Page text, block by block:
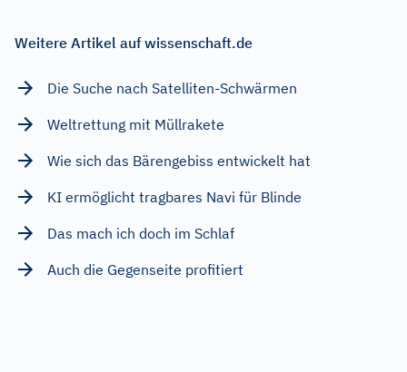
Weitere Artikel auf wissenschaft.de
Die Suche nach Satelliten-Schwärmen
Weltrettung mit Müllrakete
Wie sich das Bärengebiss entwickelt hat
KI ermöglicht tragbares Navi für Blinde
Das mach ich doch im Schlaf
Auch die Gegenseite profitiert